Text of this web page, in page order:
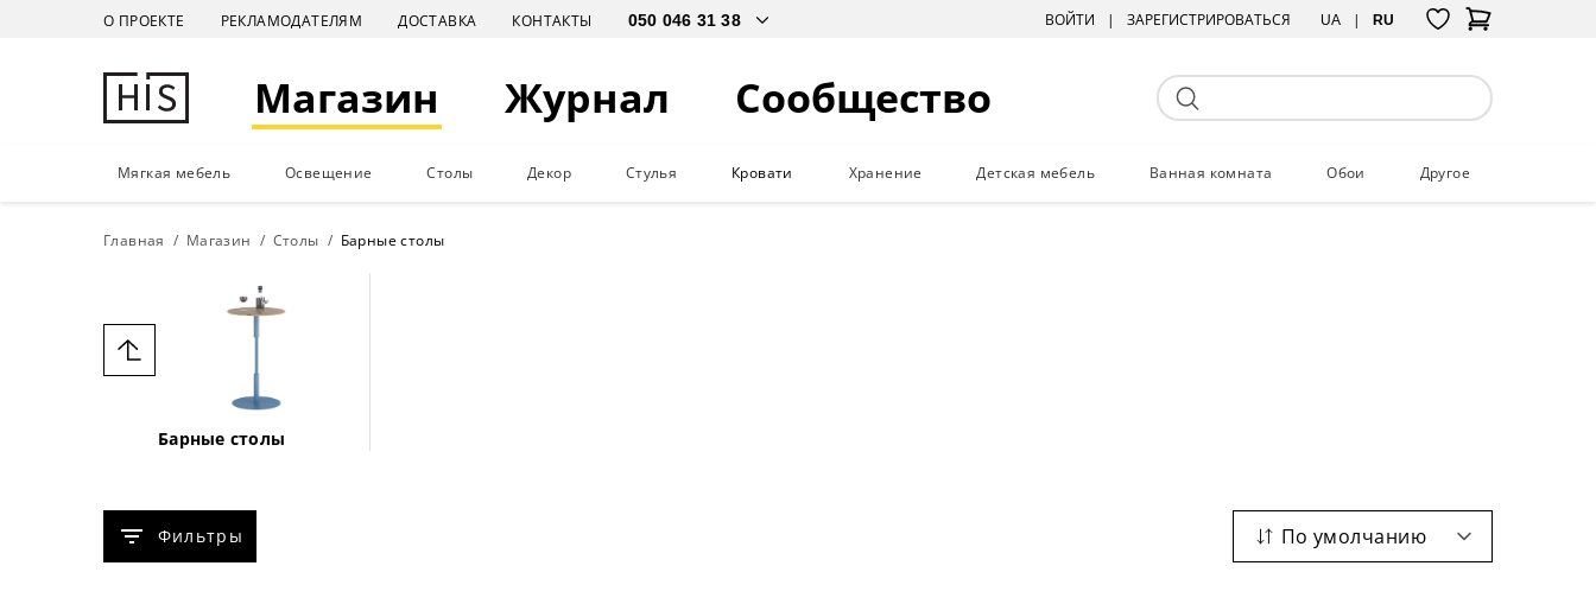
О ПРОЕКТЕ РЕКЛАМОДАТЕЛЯМ ДОСТАВКА КОНТАКТЫ ВОЙТИ ЗАРЕГИСТРИРОВАТЬСЯ UA RU
Магазин Журнал Сообщество
Мягкая мебель Освещение Столы Декор Стулья Кровати Хранение Детская мебель Ванная комната Обои Другое
Главная Магазин Столы Барные столы
Барные столы
Фильтры По умолчанию